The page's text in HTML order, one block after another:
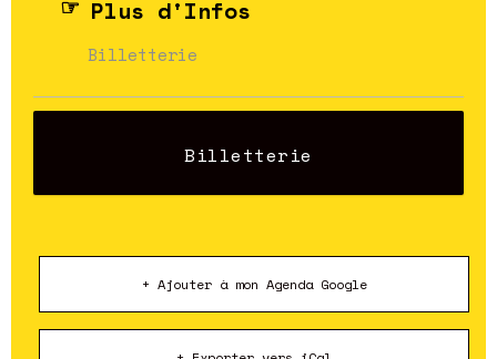
Plus d'Infos
Billetterie
Billetterie
+ Ajouter à mon Agenda Google